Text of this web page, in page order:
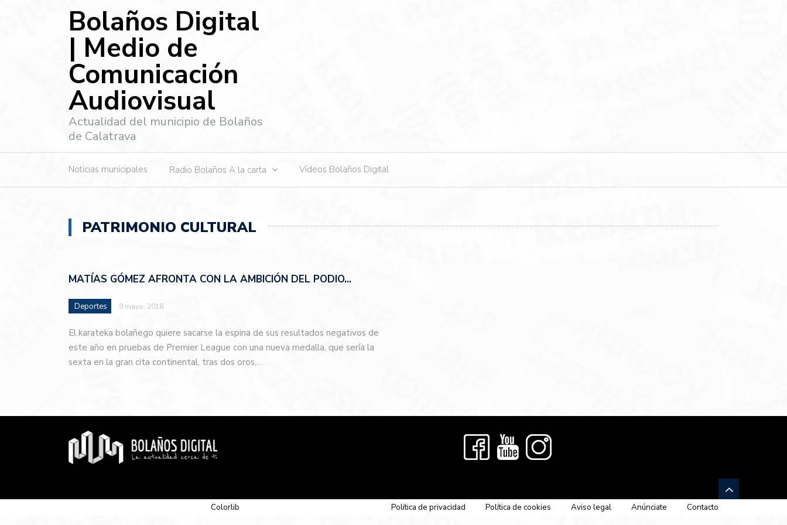
Bolaños Digital
| Medio de
Comunicación
Audiovisual
Actualidad del municipio de Bolaños
de Calatrava
Noticias municipales Radio Bolaños A la carta Vídeos Bolaños Digital
PATRIMONIO CULTURAL
MATÍAS GÓMEZ AFRONTA CON LA AMBICIÓN DEL PODIO…
Deportes 9 mayo, 2018
El karateka bolañego quiere sacarse la espina de sus resultados negativos de
este año en pruebas de Premier League con una nueva medalla, que sería la
sexta en la gran cita continental, tras dos oros,…
Colorlib Política de privacidad Política de cookies Aviso legal Anúnciate Contacto